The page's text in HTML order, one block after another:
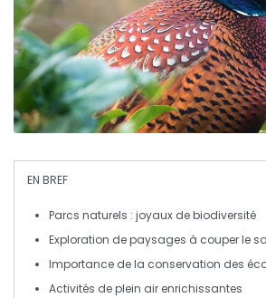
EN BREF
Parcs naturels : joyaux debiodiversité
Exploration de paysages à couper le
Importance de la conservation des
Activités de plein air enrichissantes